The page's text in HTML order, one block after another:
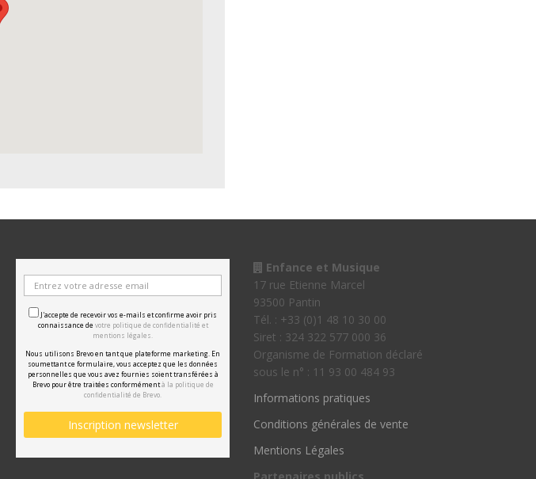
J'accepte de recevoir vos e-mails et confirme avoir pris
connaissance de votre politique de confidentialité et
mentions légales.
Nous utilisons Brevo en tant que plateforme marketing. En
soumettant ce formulaire, vous acceptez que les données
personnelles que vous avez fournies soient transférées à
Brevo pour être traitées conformémentà la politique de
confidentialité de Brevo.
Enfance et Musique
17 rue Etienne Marcel
93500 Pantin
Tél. : +33 (0)1 48 10 30 00
Siret : 324 322 577 000 36
Organisme de Formation déclaré
sous le n° : 11 93 00 484 93
Informations pratiques
Conditions générales de vente
Mentions Légales